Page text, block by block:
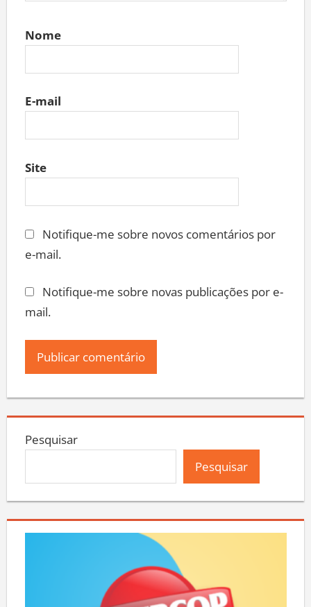
Nome
E-mail
Site
Notifique-me sobre novos comentários por
e-mail.
Notifique-me sobre novas publicações por e-
mail.
Pesquisar
Pesquisar